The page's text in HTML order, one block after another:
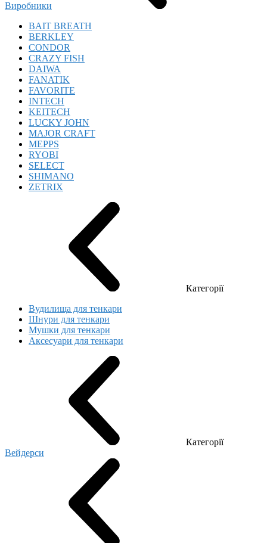
Виробники
BAIT BREATH
BERKLEY
CONDOR
CRAZY FISH
DAIWA
FANATIK
FAVORITE
INTECH
KEITECH
LUCKY JOHN
MAJOR CRAFT
MEPPS
RYOBI
SELECT
SHIMANO
ZETRIX
Категорії
Вудилища для тенкари
Шнури для тенкари
Мушки для тенкари
Аксесуари для тенкари
Категорії
Вейдерси